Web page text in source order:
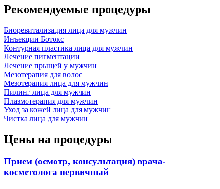
Рекомендуемые процедуры
Биоревитализация лица для мужчин
Инъекции Ботокс
Контурная пластика лица для мужчин
Лечение пигментации
Лечение прыщей у мужчин
Мезотерапия для волос
Мезотерапия лица для мужчин
Пилинг лица для мужчин
Плазмотерапия для мужчин
Уход за кожей лица для мужчин
Чистка лица для мужчин
Цены на процедуры
Прием (осмотр, консультация) врача-
косметолога первичный